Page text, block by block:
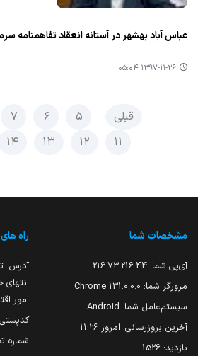
عباس آباد بهشهر در آستانه انعقاد تفاهمنامه
۱۳۹۷-۱۱-۲۶ ۰۵:۰۴
قبلی ۵ ۶ ۷
۱۱
۱۲ ۱۳ ۱۴
مشخصات شما
آی‌پی شما: 216.73.216.44
مرورگر شما: 131.0.0.0 Chrome
سیستم‌عامل شما: Android
آخرین بروزرسانی: امروز ۱۱:۲۶
بازدید: 1526
راه
آدرس:
انتهای
امور
کدپستی:
شماره تماس